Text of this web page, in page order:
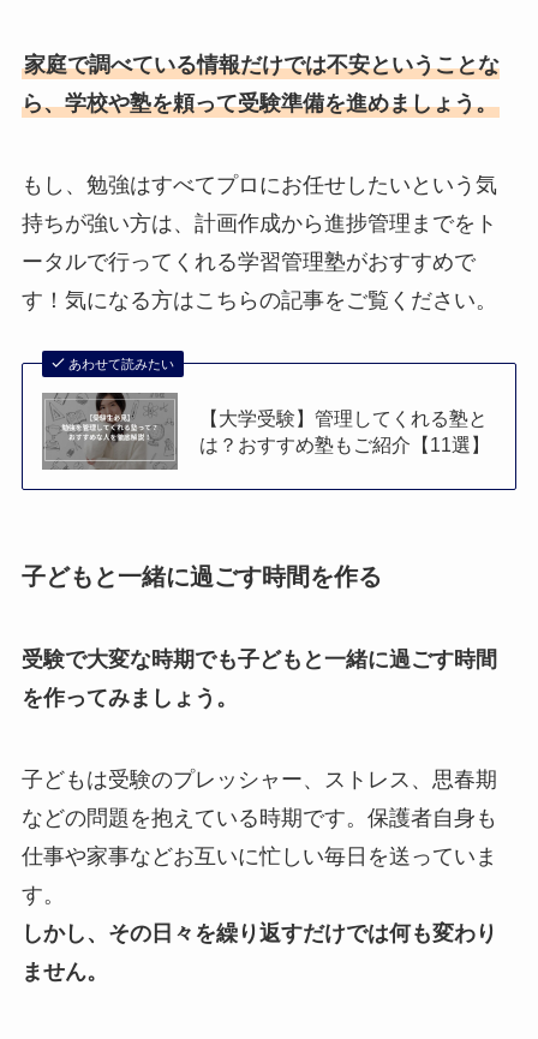
家庭で調べている情報だけでは不安ということな
ら、学校や塾を頼って受験準備を進めましょう。
もし、勉強はすべてプロにお任せしたいという気
持ちが強い方は、計画作成から進捗管理までをト
ータルで行ってくれる学習管理塾がおすすめで
す！気になる方はこちらの記事をご覧ください。
あわせて読みたい
【大学受験】管理してくれる塾と
は？おすすめ塾もご紹介【11選】
子どもと一緒に過ごす時間を作る
受験で大変な時期でも子どもと一緒に過ごす時間
を作ってみましょう。
子どもは受験のプレッシャー、ストレス、思春期
などの問題を抱えている時期です。保護者自身も
仕事や家事などお互いに忙しい毎日を送っていま
す。
しかし、その日々を繰り返すだけでは何も変わり
ません。